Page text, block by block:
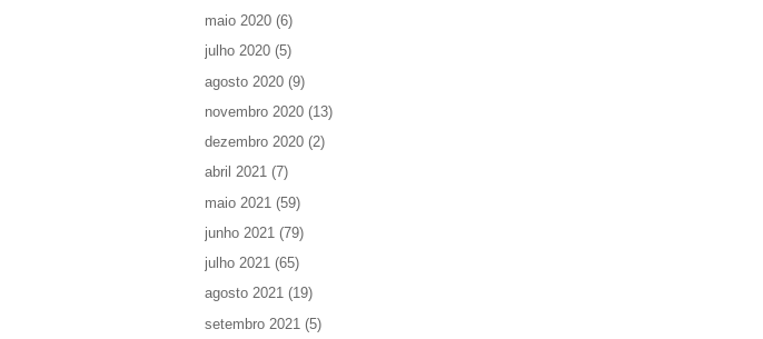
maio 2020 (6)
julho 2020 (5)
agosto 2020 (9)
novembro 2020 (13)
dezembro 2020 (2)
abril 2021 (7)
maio 2021 (59)
junho 2021 (79)
julho 2021 (65)
agosto 2021 (19)
setembro 2021 (5)